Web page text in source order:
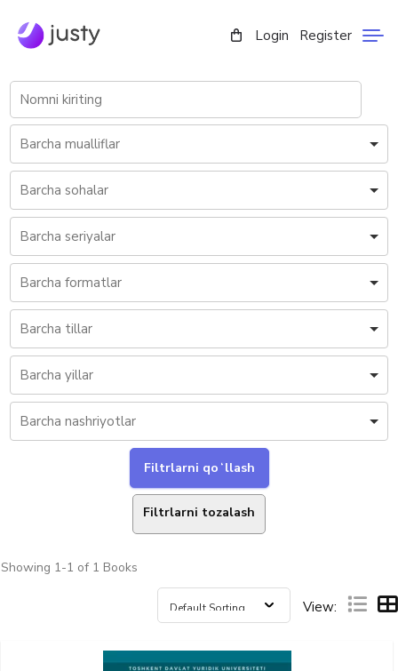
Login Register
Filtrlarni tozalash
Showing 1-1 of 1 Books
View: